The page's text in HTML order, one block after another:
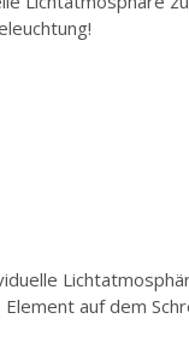
auf dem